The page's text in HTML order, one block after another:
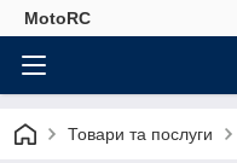
MotoRC
Товари та послуги